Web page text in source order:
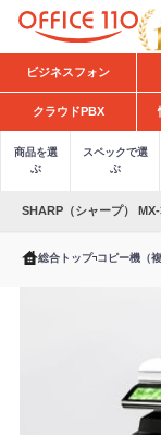
H
oビジネスフォン
クラウドPBX
商品を選
ぶ
スペックで選
ぶ
SHARP（シャープ）
総合トップ コピー機（